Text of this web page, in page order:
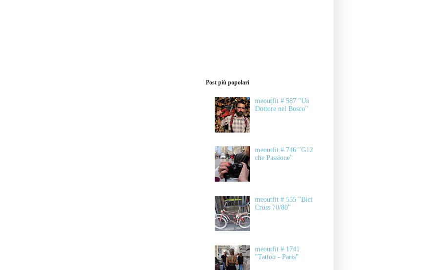
Post più popolari
meoutfit # 587 "Un
Dottore nel Bosco"
meoutfit # 746 "G12
che Passione"
meoutfit # 555 "Bici
Cross 70/80"
meoutfit # 1741
"Tattoo - Paris"